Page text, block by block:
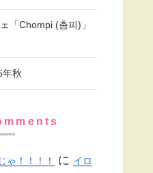
「Chompi (촘피)」
年秋
ゃ！！！！ に イロ